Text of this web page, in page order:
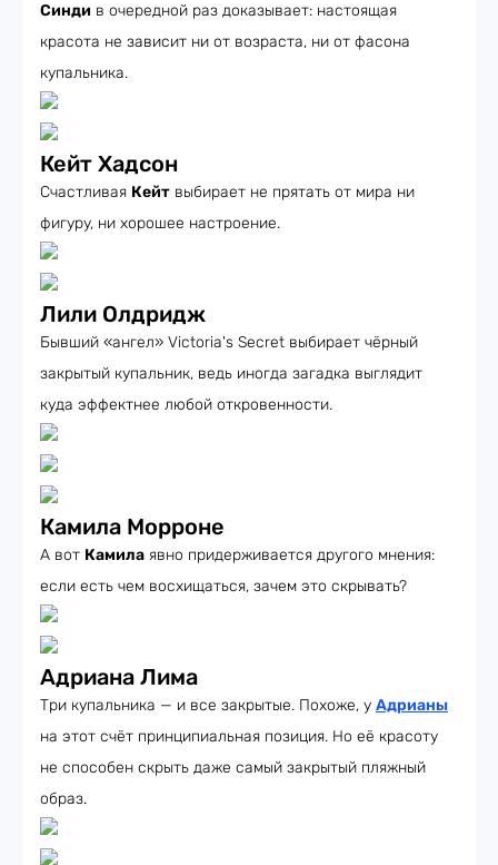
Синди в очередной раз доказывает: настоящая
красота не зависит ни от возраста, ни от фасона
купальника.
Кейт Хадсон
Счастливая Кейт выбирает не прятать от мира ни
фигуру, ни хорошее настроение.
Лили Олдридж
Бывший «ангел» Victoria's Secret выбирает чёрный
закрытый купальник, ведь иногда загадка выглядит
куда эффектнее любой откровенности.
Камила Морроне
А вот Камила явно придерживается другого мнения:
если есть чем восхищаться, зачем это скрывать?
Адриана Лима
Три купальника — и все закрытые. Похоже, у Адрианы
на этот счёт принципиальная позиция. Но её красоту
не способен скрыть даже самый закрытый пляжный
образ.